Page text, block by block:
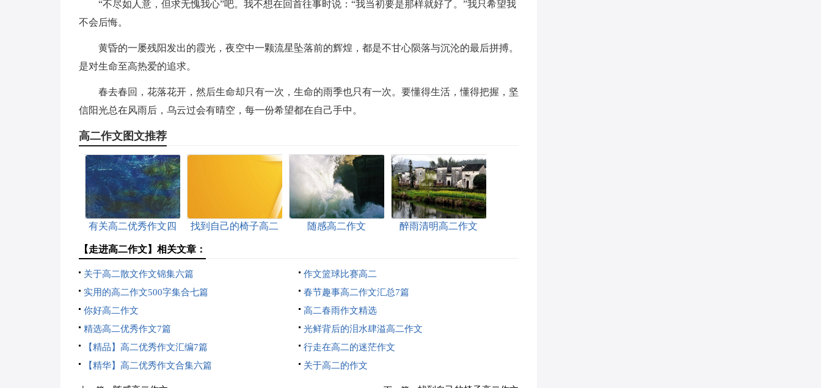
“不尽如人意，但求无愧我心”吧。我不想在回首往事时说：“我当初要是那样就好了。”我只希望我
不会后悔。
黄昏的一屡残阳发出的霞光，夜空中一颗流星坠落前的辉煌，都是不甘心陨落与沉沦的最后拼搏。
是对生命至高热爱的追求。
春去春回，花落花开，然后生命却只有一次，生命的雨季也只有一次。要懂得生活，懂得把握，坚
信阳光总在风雨后，乌云过会有晴空，每一份希望都在自己手中。
高二作文图文推荐
有关高二优秀作文四
找到自己的椅子高二
随感高二作文 醉雨清明高二作文
【走进高二作文】相关文章：
关于高二散文作文锦集六篇
作文篮球比赛高二
实用的高二作文500字集合七篇
春节趣事高二作文汇总7篇
你好高二作文
高二春雨作文精选
精选高二优秀作文7篇
光鲜背后的泪水肆溢高二作文
【精品】高二优秀作文汇编7篇
行走在高二的迷茫作文
【精华】高二优秀作文合集六篇
关于高二的作文